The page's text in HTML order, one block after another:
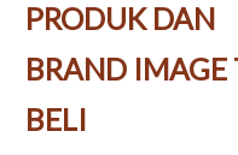
PRODUK DAN
BRAND
BELI